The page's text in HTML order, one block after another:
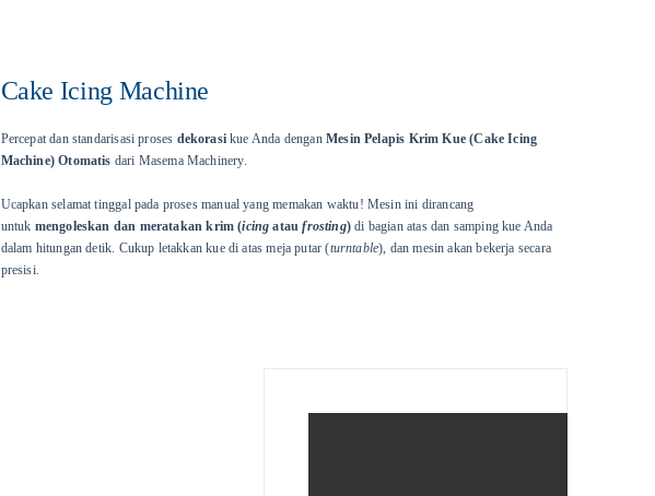
Cake Icing Machine
Percepat dan standarisasi proses dekorasikue Anda denganMesin Pelapis Krim Kue (Cake Icing
Machine) Otomatis dari Masema Machinery.
Ucapkan selamat tinggal pada proses manual yang memakan waktu! Mesin ini dirancang
untuk mengoleskan dan meratakan krim (icing ataufrosting) di bagian atas dan samping kue Anda
dalam hitungan detik. Cukup letakkan kue di atas meja putar (turntable), dan mesin akan bekerja secara
presisi.